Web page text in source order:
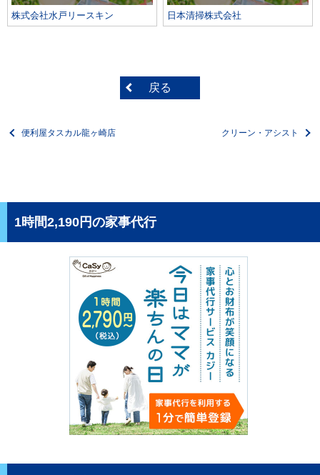
株式会社水戸リースキン 日本清掃株式会社
戻る
便利屋タスカル龍ヶ崎店 クリーン・アシスト
1時間2,190円の家事代行